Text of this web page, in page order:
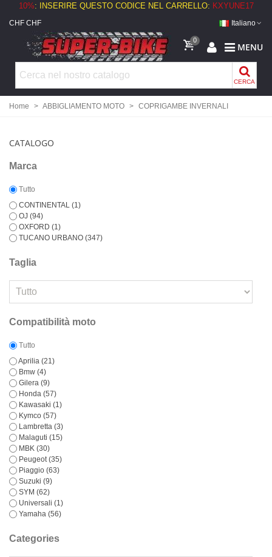
10%: INSERIRE QUESTO CODICE NEL CARRELLO: KXYUNE17
CHF CHF Italiano
0
MENU
CERCA
Home > ABBIGLIAMENTO MOTO > COPRIGAMBE INVERNALI
CATALOGO
Marca
Tutto
CONTINENTAL (1)
OJ (94)
OXFORD (1)
TUCANO URBANO (347)
Taglia
Compatibilità moto
Tutto
Aprilia (21)
Bmw (4)
Gilera (9)
Honda (57)
Kawasaki (1)
Kymco (57)
Lambretta (3)
Malaguti (15)
MBK (30)
Peugeot(35)
Piaggio (63)
Suzuki (9)
SYM (62)
Universali (1)
Yamaha (56)
Categories